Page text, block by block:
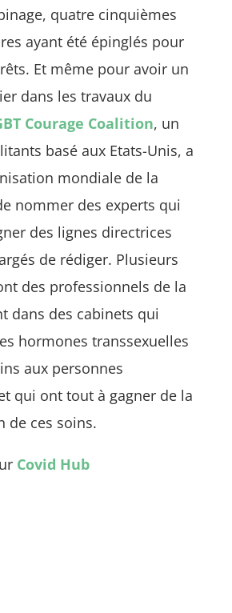
quatre cinquièmes
ayant été épinglés pour
Et même pour avoir un
dans les travaux du
Courage Coalition, un
basé aux Etats-Unis, a
mondiale de la
nommer des experts qui
des lignes directrices
de rédiger. Plusieurs
des professionnels de la
dans des cabinets qui
hormones transsexuelles
aux personnes
qui ont tout à gagner de la
de ces soins.
Covid Hub